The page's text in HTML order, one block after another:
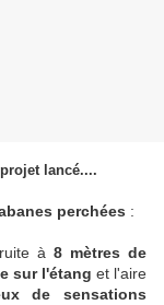
lancé....
perchées :
à 8 mètres de
sur l'étang et l'aire
de sensations